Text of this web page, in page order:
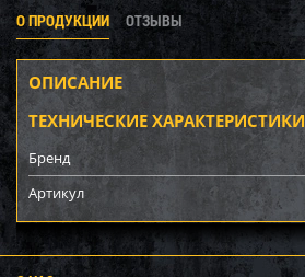
О ПРОДУКЦИИ ОТЗЫВЫ
ОПИСАНИЕ
ТЕХНИЧЕСКИЕ ХАРАКТЕРИСТИКИ
Бренд
Артикул